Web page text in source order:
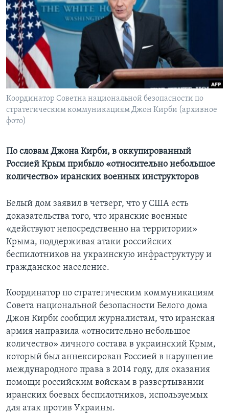
Learning English
СОЦИАЛЬНЫЕ СЕТИ
Координатор Советна национальной безопасности по
стратегическим коммуникациям Джон Кирби (архивное
фото)
По словам Джона Кирби, в оккупированный
Россией Крым прибыло «относительно небольшое
количество» иранских военных инструкторов
Белый дом заявил в четверг, что у США есть
доказательства того, что иранские военные
«действуют непосредственно на территории»
Крыма, поддерживая атаки российских
беспилотников на украинскую инфраструктуру и
гражданское население.
Координатор по стратегическим коммуникациям
Совета национальной безопасности Белого дома
Джон Кирби сообщил журналистам, что иранская
армия направила «относительно небольшое
количество» личного состава в украинский Крым,
который был аннексирован Россией в нарушение
международного права в 2014 году, для оказания
помощи российским войскам в развертывании
иранских боевых беспилотников, используемых
для атак против Украины.